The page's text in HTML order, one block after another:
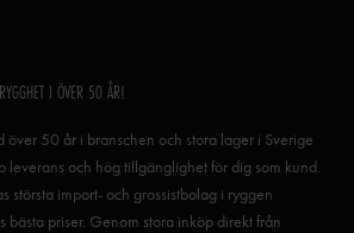
I ÖVER 50 ÅR!
över 50 år i branschen och stora lager i Sverige
leverans och hög tillgänglighet för dig som kund.
största import- och grossistbolag i ryggen
bästa priser. Genom stora inköp direkt från